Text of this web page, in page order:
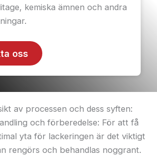
kemiska ämnen och andra
oss
av processen och dess syften:
och förberedelse: För att få
yta för lackeringen är det viktigt
rengörs och behandlas noggrant.